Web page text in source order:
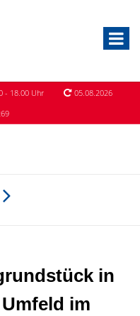
- 18.00 Uhr
05.08.2026
in
im